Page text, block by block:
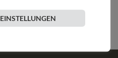
EINSTELLUNGEN